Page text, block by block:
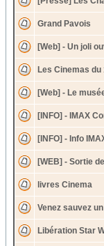
Grand Pavois
[Web] - Un joli
Les Cinemas
[Web] - Le
[INFO] - IMAX
[INFO] - Info
[WEB] - Sortie
livres Cinema
Venez sauvez
Libération Star